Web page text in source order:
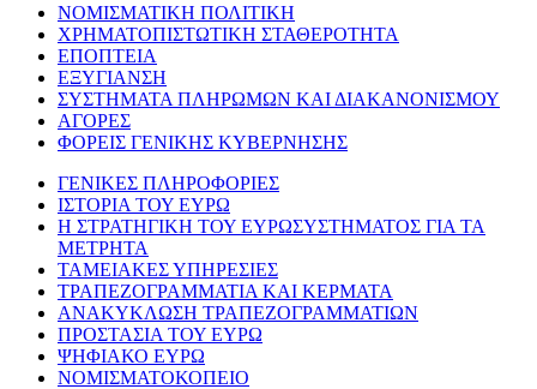
ΝΟΜΙΣΜΑΤΙΚΗ ΠΟΛΙΤΙΚΗ
ΧΡΗΜΑΤΟΠΙΣΤΩΤΙΚΗ ΣΤΑΘΕΡΟΤΗΤΑ
ΕΠΟΠΤΕΙΑ
ΕΞΥΓΙΑΝΣΗ
ΣΥΣΤΗΜΑΤΑ ΠΛΗΡΩΜΩΝ ΚΑΙ ΔΙΑΚΑΝΟΝΙΣΜΟΥ
ΑΓΟΡΕΣ
ΦΟΡΕΙΣ ΓΕΝΙΚΗΣ ΚΥΒΕΡΝΗΣΗΣ
ΓΕΝΙΚΕΣ ΠΛΗΡΟΦΟΡΙΕΣ
ΙΣΤΟΡΙΑ ΤΟΥ ΕΥΡΩ
Η ΣΤΡΑΤΗΓΙΚΗ ΤΟΥ ΕΥΡΩΣΥΣΤΗΜΑΤΟΣ ΓΙΑ ΤΑ
ΜΕΤΡΗΤΑ
ΤΑΜΕΙΑΚΕΣ ΥΠΗΡΕΣΙΕΣ
ΤΡΑΠΕΖΟΓΡΑΜΜΑΤΙΑ ΚΑΙ ΚΕΡΜΑΤΑ
ΑΝΑΚΥΚΛΩΣΗ ΤΡΑΠΕΖΟΓΡΑΜΜΑΤΙΩΝ
ΠΡΟΣΤΑΣΙΑ ΤΟΥ ΕΥΡΩ
ΨΗΦΙΑΚΟ ΕΥΡΩ
ΝΟΜΙΣΜΑΤΟΚΟΠΕΙΟ